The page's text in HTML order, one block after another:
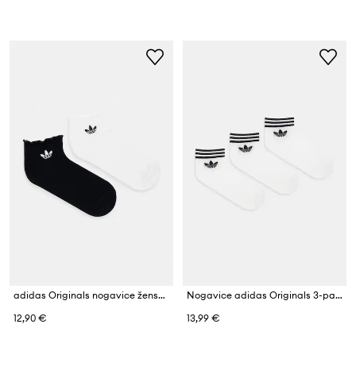
adidas Originals nogavice ženske z bombažem Ruffle paket 2 kosov
12,90 €
Nogavice adidas Originals 3-pack
13,99 €